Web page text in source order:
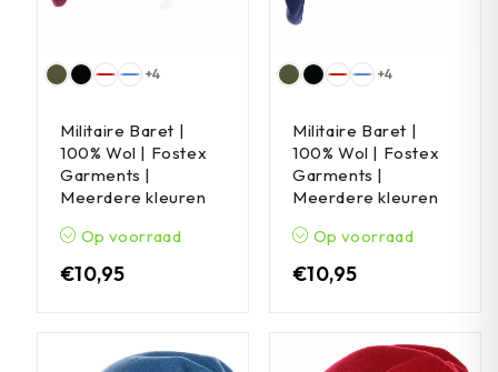
+4
Militaire Baret |
100% Wol | Fostex
Garments |
Meerdere kleuren
Op voorraad
€10,95
+4
Militaire Baret |
100% Wol | Fostex
Garments |
Meerdere kleuren
Op voorraad
€10,95